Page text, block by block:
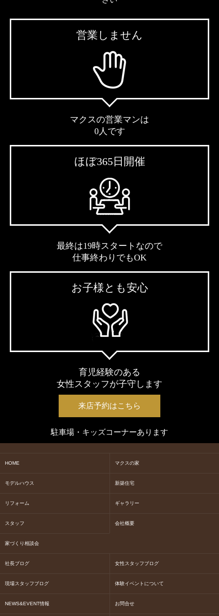
営業しません
マクスの営業マンは
0人です
ほぼ365日開催
最終は19時スタートなので
仕事終わりでもOK
お子様とも安心
育児経験のある
女性スタッフが子守します
来店予約はこちら
駐車場・キッズコーナーあります
HOME マクスの家
モデルハウス 新築住宅
リフォーム ギャラリー
スタッフ 会社概要
家づくり相談会
社長ブログ 女性スタッフブログ
現場スタッフブログ 体験イベントについて
NEWS&EVENT情報 お問合せ